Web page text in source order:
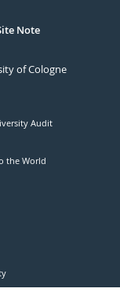
Note
of Cologne
Audit
the World